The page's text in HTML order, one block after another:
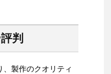
判
製作のクオリティ